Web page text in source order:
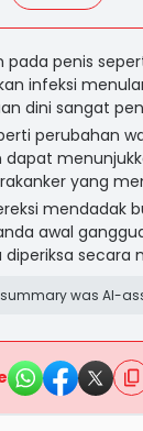
pada penis
infeksi
dini sangat
perubahan
dapat
yang
mendadak
awal
diperiksa secara
was AI-